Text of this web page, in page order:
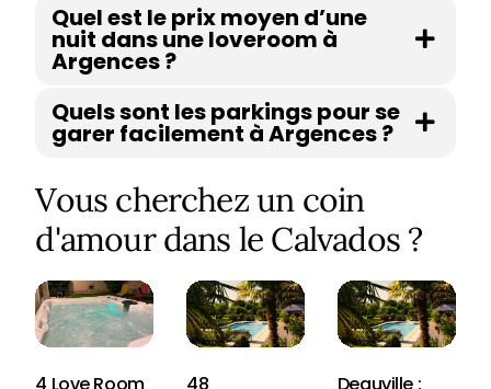
Quel est le prix moyen d’une
nuit dans une loveroom à
Argences ?
Quels sont les parkings pour se
garer facilement à Argences ?
Vous cherchez un coin
d'amour dans le Calvados ?